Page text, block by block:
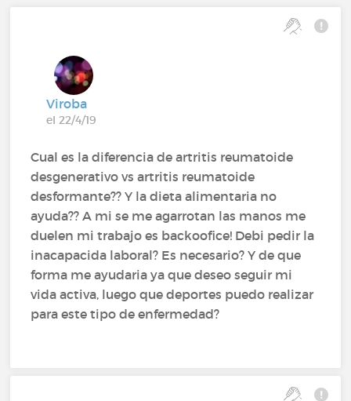
Viroba
el 22/4/19
Cual es la diferencia de artritis reumatoide
desgenerativo vs artritis reumatoide
desformante?? Y la dieta alimentaria no
ayuda?? A mi se me agarrotan las manos me
duelen mi trabajo es backoofice! Debi pedir la
inacapacida laboral? Es necesario? Y de que
forma me ayudaria ya que deseo seguir mi
vida activa, luego que deportes puedo realizar
para este tipo de enfermedad?